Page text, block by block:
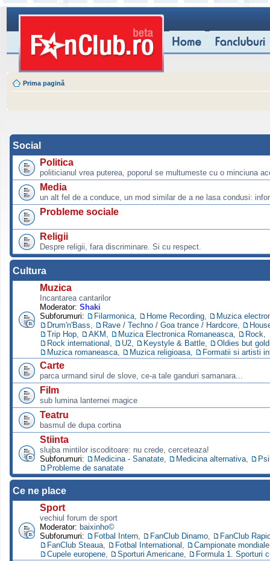
Prima pagină
Social
Politica
politicianul vrea puterea, poporul se multumeste cu o minciuna
Media
un alt fel de a conduce, un mod similar de a ne lasa condusi:
Probleme sociale
Religii
Despre religii, fara discriminare. Si cu respect.
Cultura
Muzica
Incantarea cantarilor
Moderator: Shaki
Subforumuri:
Filarmonica Home Recording
Muzica
Drum'n'Bass
Rave / Techno / Goa trance / Hardcore
Trip Hop
AKM Muzica Electronica Romaneasca Rock
Rock international
U2 Keystyle & Battle
Oldies but
Muzica romaneasca
Muzica religioasa Formatii si artisti
Carte
parca urmand sirul de slove, ce-a tale ganduri samanara...
Film
sub lumina lanternei magice
Teatru
basmul de dupa cortina
Stiinta
slujba mintilor iscoditoare: nu crede, cerceteaza!
Subforumuri:
Medicina - Sanatate Medicina alternativa
Probleme de sanatate
Ce ne place
Sport
vechiul forum de sport
Moderator: baixinho©
Subforumuri:
Fotbal Intern FanClub Dinamo
FanClub
FanClub Steaua
Fotbal International
Campionate
Cupele europene
Sporturi Americane Formula 1. Sporturi